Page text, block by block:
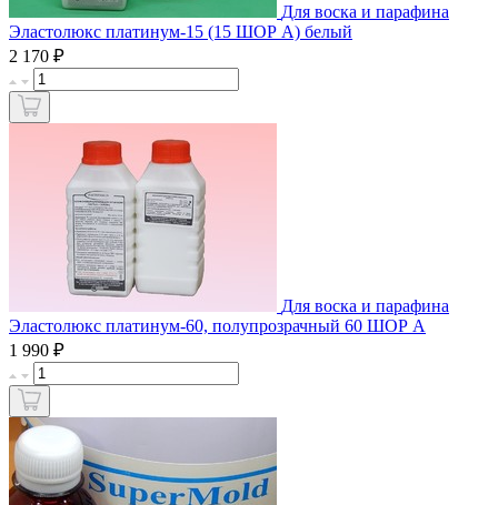
Для воска и парафина
Эластолюкс платинум-15 (15 ШОР А) белый
2 170 ₽
Для воска и парафина
Эластолюкс платинум-60, полупрозрачный 60 ШОР А
1 990 ₽